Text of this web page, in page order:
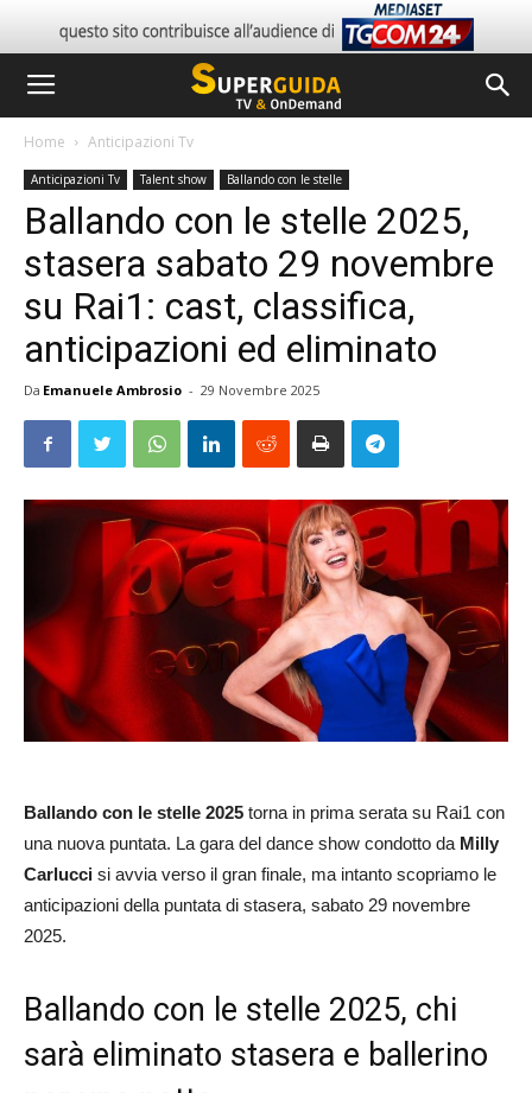
Home Anticipazioni Tv
Anticipazioni Tv Talent show Ballando con le stelle
Ballando con le stelle 2025,
stasera sabato 29 novembre
su Rai1: cast, classifica,
anticipazioni ed eliminato
Da Emanuele Ambrosio - 29 Novembre 2025
Ballando con le stelle 2025 torna in prima serata su Rai1 con
una nuova puntata. La gara del dance show condotto da Milly
Carlucci si avvia verso il gran finale, ma intanto scopriamo le
anticipazioni della puntata di stasera, sabato 29 novembre
2025.
Ballando con le stelle 2025, chi
sarà eliminato stasera e ballerino